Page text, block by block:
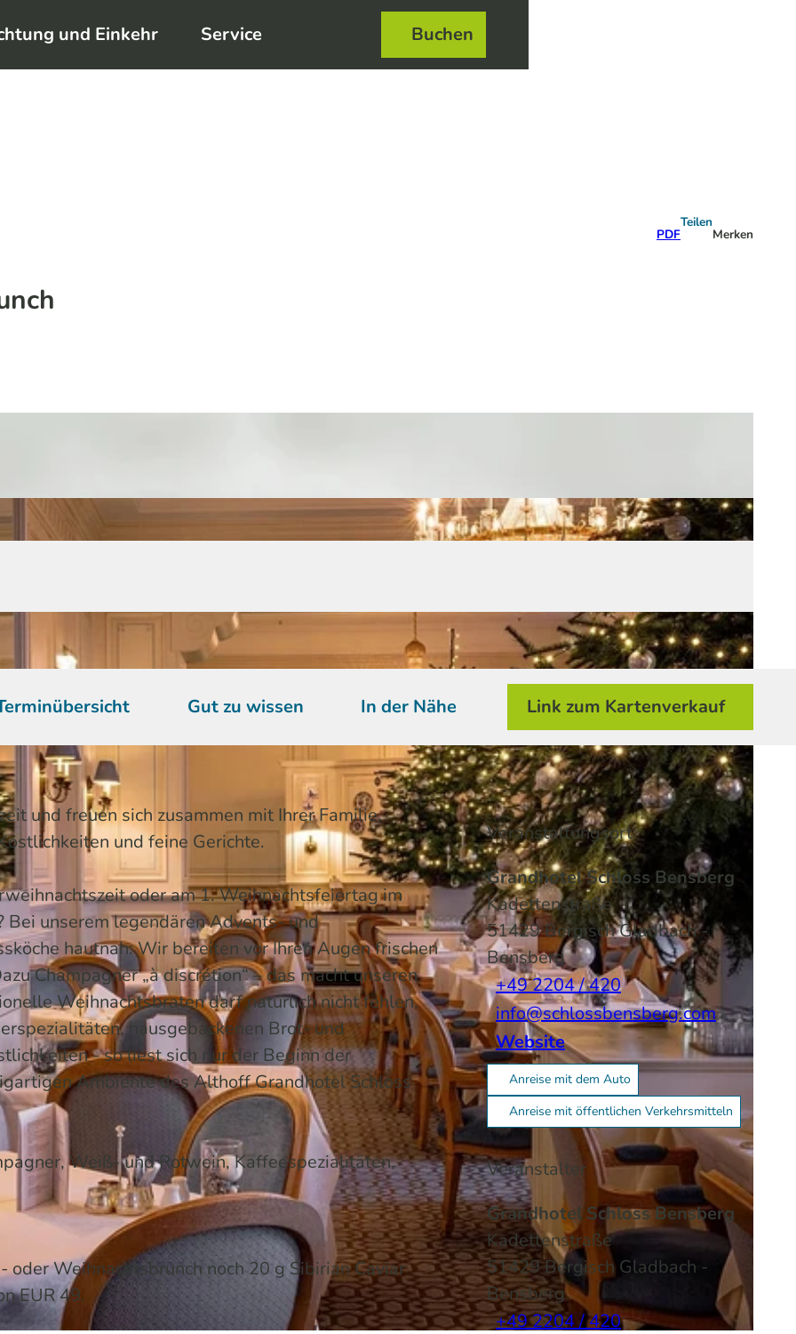
und Einkehr Service Buchen
PDF
Teilen
Merken
Gut zu wissen In der Nähe Link zum Kartenverkauf
und freuen sich zusammen mit Ihrer Familie,
und feine Gerichte.
oder am 1. Weihnachtsfeiertag im
Bei unserem legendären Advents- und
hautnah: Wir bereiten vor Ihren Augen frischen
Champagner „à discrétion“ – das macht unseren
Weihnachtsbraten darf natürlich nicht fehlen,
hausgebackenen Brot- und
- so liest sich nur der Beginn der
Ambiente des Althoff Grandhotel Schloss
Weiß- und Rotwein, Kaffeespezialitäten,
oder Weihnachtsbrunch noch 20 g Sibirian Caviar
EUR 49.
Veranstaltungsort
Grandhotel Schloss Bensberg
Kadettenstraße
51429Bergisch Gladbach-
Bensberg
+49 2204 / 420
info@schlossbensberg.com
Website
Anreise mit dem Auto
Anreise mit öffentlichen Verkehrsmitteln
Veranstalter
Grandhotel Schloss Bensberg
Kadettenstraße
51429Bergisch Gladbach -
Bensberg
+49 2204 / 420